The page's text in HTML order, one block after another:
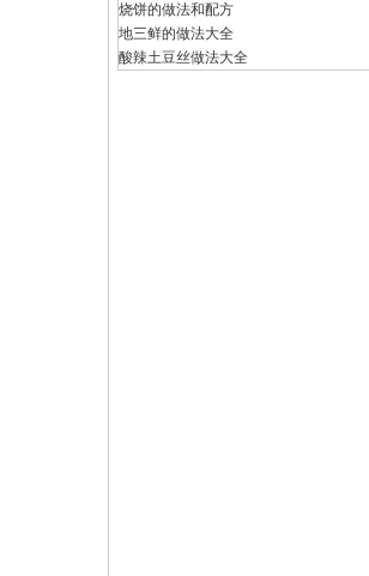
烧饼的做法和配方
地三鲜的做法大全
酸辣土豆丝做法大全